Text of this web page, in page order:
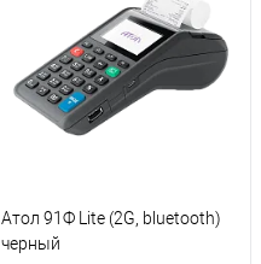
Атол 91Ф Lite (2G, bluetooth)
черный